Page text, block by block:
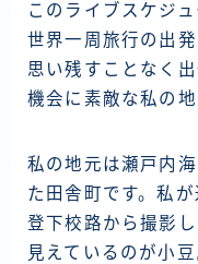
ポートフォリオ
資産運用
仮想通貨
お問い合わせ
このライブスケジ
世界一周旅行の出
思い残すことなく
機会に素敵な私の
私の地元は瀬戸内
た田舎町です。私
登下校路から撮影
見えているのが小